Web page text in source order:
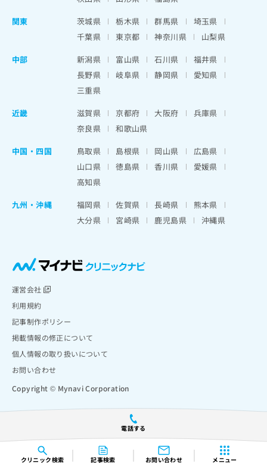
クリニック検索 記事検索 お問い合わせ メニュー
電話する
関東
茨城県 栃木県 群馬県
埼玉県
千葉県
東京都 神奈川県
山梨県
中部
新潟県 富山県 石川県
福井県
長野県
岐阜県 静岡県
愛知県
三重県
近畿
滋賀県 京都府 大阪府
兵庫県
奈良県
和歌山県
中国・四国
鳥取県 島根県 岡山県
広島県
山口県
徳島県 香川県
愛媛県
高知県
九州・沖縄
福岡県 佐賀県 長崎県
熊本県
大分県
宮崎県 鹿児島県 沖縄県
運営会社
利用規約
記事制作ポリシー
掲載情報の修正について
個人情報の取り扱いについて
お問い合わせ
Copyright © Mynavi Corporation